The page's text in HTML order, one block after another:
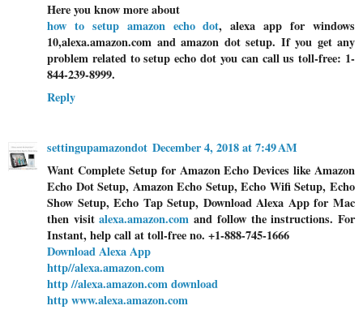
Here you know more about
how to setup amazon echo dot, alexa app for windows
10,alexa.amazon.com and amazon dot setup. If you get any
problem related to setup echo dot you can call us toll-free: 1-
844-239-8999.
Reply
settingupamazondot December 4, 2018 at 7:49 AM
Want Complete Setup for Amazon Echo Devices like Amazon
Echo Dot Setup, Amazon Echo Setup, Echo Wifi Setup, Echo
Show Setup, Echo Tap Setup, Download Alexa App for Mac
then visitalexa.amazon.com and follow the instructions. For
Instant, help call at toll-free no. +1-888-745-1666
Download Alexa App
http//alexa.amazon.com
http //alexa.amazon.com download
http www.alexa.amazon.com